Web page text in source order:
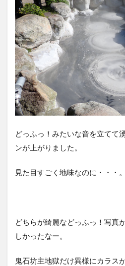
どっふっ！みたいな音を立てて
ンが上がりました。
見た目すごく地味なのに・・・。
どちらが綺麗などっふっ！写真
しかったなー。
鬼石坊主地獄だけ異様にカラス